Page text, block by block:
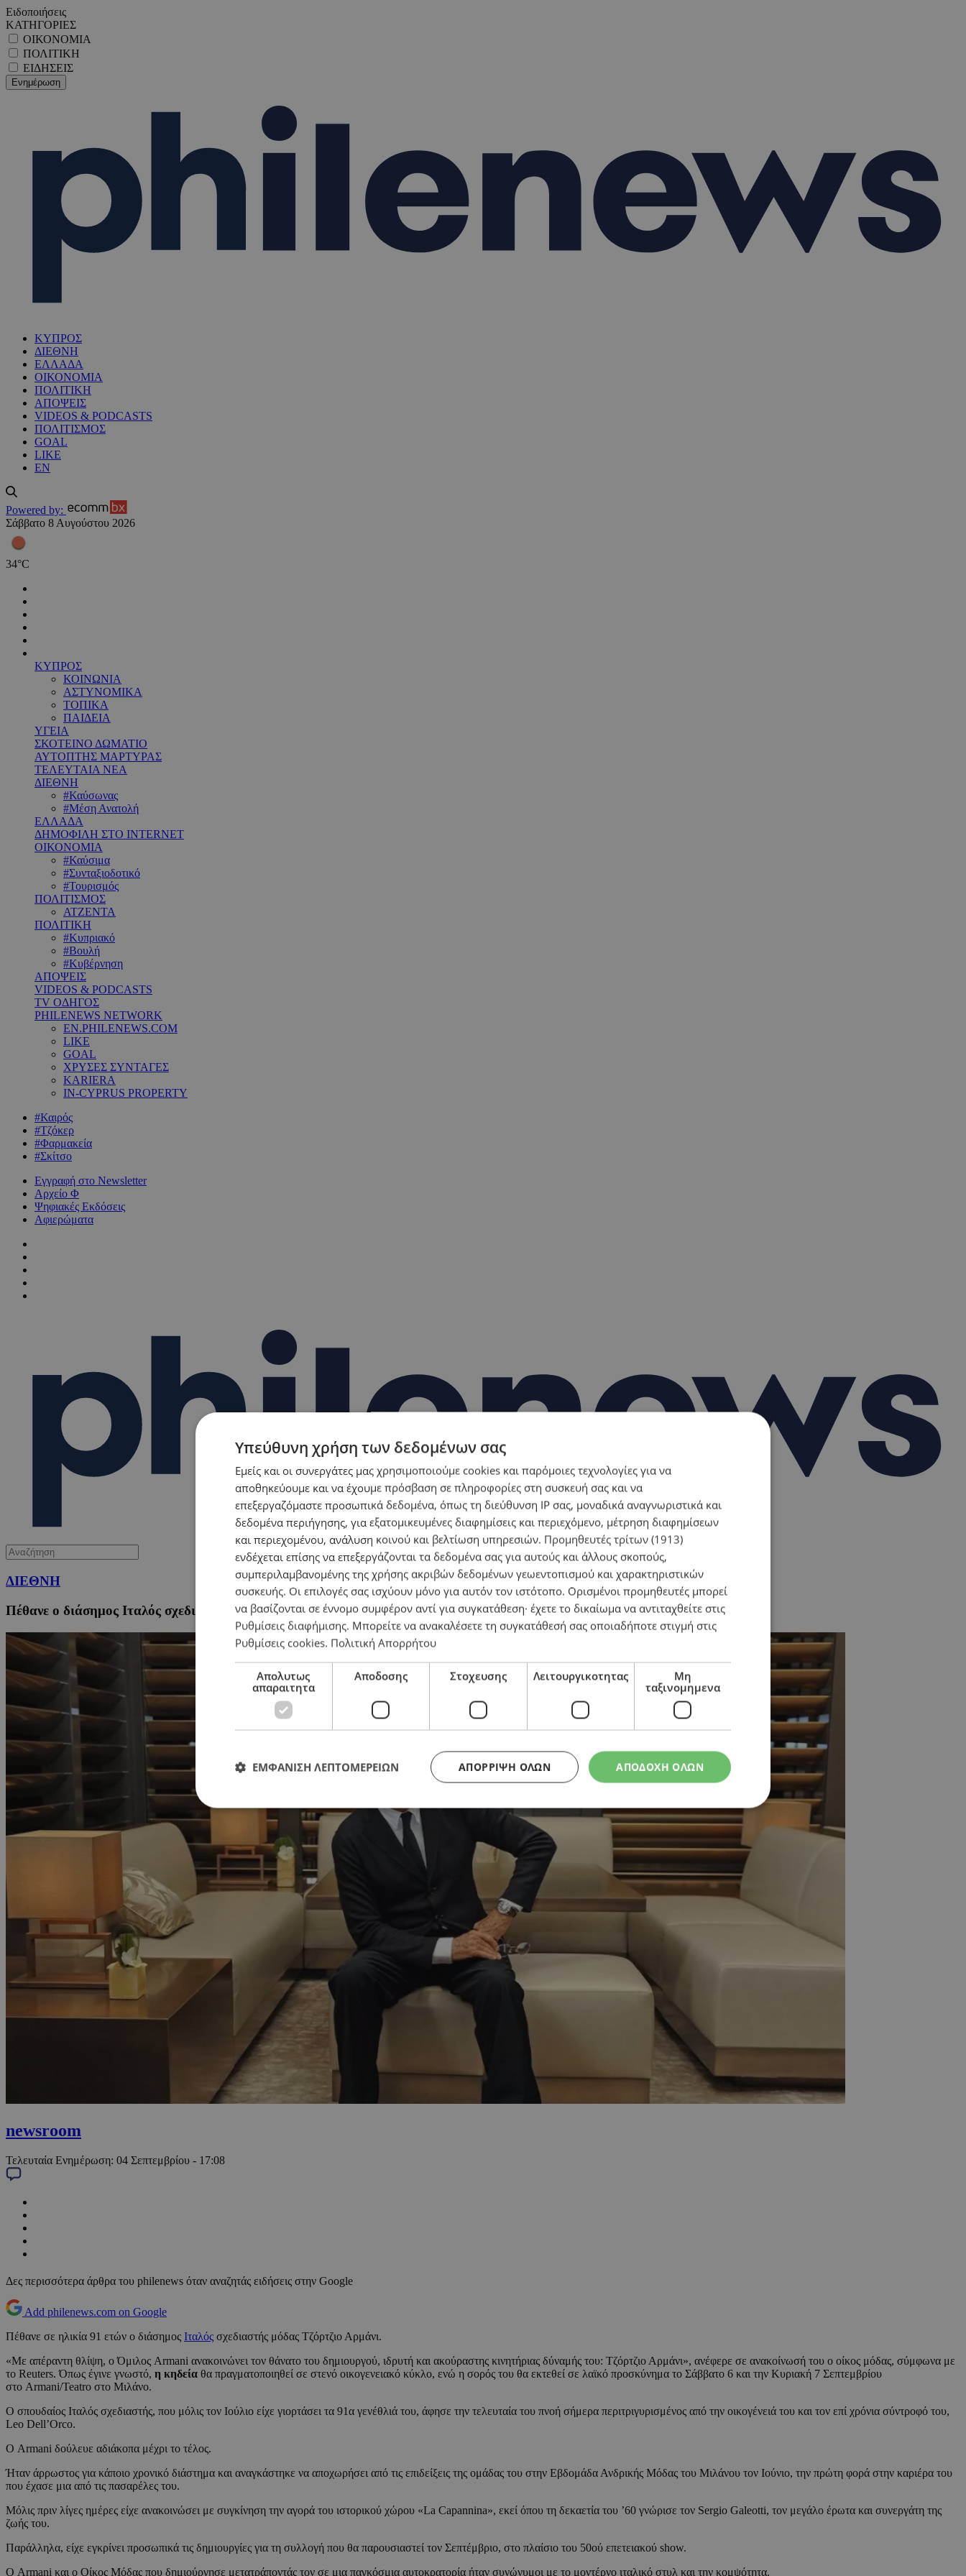
Ειδοποιήσεις
ΚΑΤΗΓΟΡΙΕΣ
ΟΙΚΟΝΟΜΙΑ
ΠΟΛΙΤΙΚΗ
ΕΙΔΗΣΕΙΣ
ΚΥΠΡΟΣ
ΔΙΕΘΝΗ
ΕΛΛΑΔΑ
ΟΙΚΟΝΟΜΙΑ
ΠΟΛΙΤΙΚΗ
ΑΠΟΨΕΙΣ
VIDEOS & PODCASTS
ΠΟΛΙΤΙΣΜΟΣ
GOAL
LIKE
EN
Powered by:
Σάββατο 8 Αυγούστου 2026
34°C
ΚΥΠΡΟΣ
ΚΟΙΝΩΝΙΑ
ΑΣΤΥΝΟΜΙΚΑ
ΤΟΠΙΚΑ
ΠΑΙΔΕΙΑ
ΥΓΕΙΑ
ΣΚΟΤΕΙΝΟ ΔΩΜΑΤΙΟ
ΑΥΤΟΠΤΗΣ ΜΑΡΤΥΡΑΣ
ΤΕΛΕΥΤΑΙΑ ΝΕΑ
ΔΙΕΘΝΗ
#Καύσωνας
#Μέση Ανατολή
ΕΛΛΑΔΑ
ΔΗΜΟΦΙΛΗ ΣΤΟ INTERNET
ΟΙΚΟΝΟΜΙΑ
#Καύσιμα
#Συνταξιοδοτικό
#Τουρισμός
ΠΟΛΙΤΙΣΜΟΣ
ΑΤΖΕΝΤΑ
ΠΟΛΙΤΙΚΗ
#Κυπριακό
#Βουλή
#Κυβέρνηση
ΑΠΟΨΕΙΣ
VIDEOS & PODCASTS
TV ΟΔΗΓΟΣ
PHILENEWS NETWORK
EN.PHILENEWS.COM
LIKE
GOAL
ΧΡΥΣΕΣ ΣΥΝΤΑΓΕΣ
KARIERA
IN-CYPRUS PROPERTY
#Καιρός
#Τζόκερ
#Φαρμακεία
#Σκίτσο
Εγγραφή στο Newsletter
Αρχείο Φ
Ψηφιακές Εκδόσεις
Αφιερώματα
ΔΙΕΘΝΗ
Πέθανε ο διάσημος Ιταλός σχεδιαστής μόδας, Τζόρτζιο Αρμάνι
newsroom
Τελευταία Ενημέρωση: 04 Σεπτεμβρίου - 17:08
Δες περισσότερα άρθρα του philenews όταν αναζητάς ειδήσεις στην Google
Add philenews.com on Google
Πέθανε σε ηλικία 91 ετών ο διάσημος Ιταλός σχεδιαστής μόδας Τζόρτζιο Αρμάνι.
«Με απέραντη θλίψη, ο Όμιλος Armani ανακοινώνει τον θάνατο του δημιουργού, ιδρυτή και ακούραστης κινητήριας δύναμής του: Τζόρτζιο Αρμάνι», ανέφερε σε ανακοίνωσή του ο οίκος μόδας, σύμφωνα με
το Reuters. Όπως έγινε γνωστό, η κηδεία θα πραγματοποιηθεί σε στενό οικογενειακό κύκλο, ενώ η σορός του θα εκτεθεί σε λαϊκό προσκύνημα το Σάββατο 6 και την Κυριακή 7 Σεπτεμβρίου
στο Armani/Teatro στο Μιλάνο.
Ο σπουδαίος Ιταλός σχεδιαστής, που μόλις τον Ιούλιο είχε γιορτάσει τα 91α γενέθλιά του, άφησε την τελευταία του πνοή σήμερα περιτριγυρισμένος από την οικογένειά του και τον επί χρόνια σύντροφό του,
Leo Dell’Orco.
Ο Armani δούλευε αδιάκοπα μέχρι το τέλος.
Ήταν άρρωστος για κάποιο χρονικό διάστημα και αναγκάστηκε να αποχωρήσει από τις επιδείξεις της ομάδας του στην Εβδομάδα Ανδρικής Μόδας του Μιλάνου τον Ιούνιο, την πρώτη φορά στην καριέρα του
που έχασε μια από τις πασαρέλες του.
Μόλις πριν λίγες ημέρες είχε ανακοινώσει με συγκίνηση την αγορά του ιστορικού χώρου «La Capannina», εκεί όπου τη δεκαετία του ’60 γνώρισε τον Sergio Galeotti, τον μεγάλο έρωτα και συνεργάτη της
ζωής του.
Παράλληλα, είχε εγκρίνει προσωπικά τις δημιουργίες για τη συλλογή που θα παρουσιαστεί τον Σεπτέμβριο, στο πλαίσιο του 50ού επετειακού show.
Ο Armani και ο Οίκος Μόδας που δημιούργησε μετατράποντάς τον σε μια παγκόσμια αυτοκρατορία ήταν συνώνυμοι με το μοντέρνο ιταλικό στυλ και την κομψότητα.
Υπεύθυνη χρήση των δεδομένων σας
Εμείς και οι συνεργάτες μας χρησιμοποιούμε cookies και παρόμοιες τεχνολογίες για να
αποθηκεύουμε και να έχουμε πρόσβαση σε πληροφορίες στη συσκευή σας και να
επεξεργαζόμαστε προσωπικά δεδομένα, όπως τη διεύθυνση IP σας, μοναδικά αναγνωριστικά και
δεδομένα περιήγησης, για εξατομικευμένες διαφημίσεις και περιεχόμενο, μέτρηση διαφημίσεων
και περιεχομένου, ανάλυση κοινού και βελτίωση υπηρεσιών. Προμηθευτές τρίτων (1913)
ενδέχεται επίσης να επεξεργάζονται τα δεδομένα σας για αυτούς και άλλους σκοπούς,
συμπεριλαμβανομένης της χρήσης ακριβών δεδομένων γεωεντοπισμού και χαρακτηριστικών
συσκευής. Οι επιλογές σας ισχύουν μόνο για αυτόν τον ιστότοπο. Ορισμένοι προμηθευτές μπορεί
να βασίζονται σε έννομο συμφέρον αντί για συγκατάθεση· έχετε το δικαίωμα να αντιταχθείτε στις
Ρυθμίσεις διαφήμισης. Μπορείτε να ανακαλέσετε τη συγκατάθεσή σας οποιαδήποτε στιγμή στις
Ρυθμίσεις cookies. Πολιτική Απορρήτου
Απολυτως
απαραιτητα
Αποδοσης Στοχευσης Λειτουργικοτητας
Μη
ταξινομημενα
ΑΠΟΔΟΧΗ ΟΛΩΝ
ΑΠΌΡΡΙΨΗ ΌΛΩΝ
ΕΜΦΑΝΙΣΗ ΛΕΠΤΟΜΕΡΕΙΩΝ